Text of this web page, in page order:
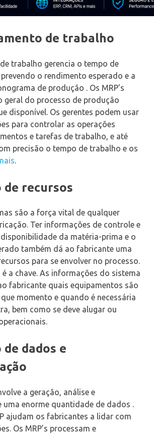
de trabalho
trabalho gerencia o tempo de
o rendimento esperado e a
de produção . Os MRP’s
geral do processo de produção
disponível. Os gerentes podem usar
para controlar as operações
e tarefas de trabalho, e até
precisão o tempo de trabalho e os
de recursos
são a força vital de qualquer
Ter informações de controle e
da matéria-prima e o
também dá ao fabricante uma
para se envolver no processo.
a chave. As informações do sistema
fabricante quais equipamentos são
momento e quando é necessária
bem como se deve alugar ou
de dados e
a geração, análise e
uma enorme quantidade de dados .
ajudam os fabricantes a lidar com
Os MRP’s processam e